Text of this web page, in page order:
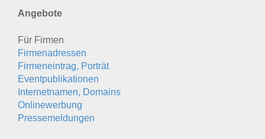
Angebote
Für Firmen
Firmenadressen
Firmeneintrag, Porträt
Eventpublikationen
Internetnamen, Domains
Onlinewerbung
Pressemeldungen